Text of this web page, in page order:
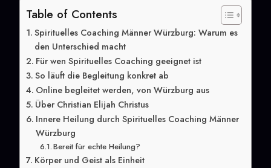
Table of Contents
Spirituelles Coaching Männer Würzburg: Warum es
den Unterschied macht
Für wen Spirituelles Coaching geeignet ist
So läuft die Begleitung konkret ab
Online begleitet werden, von Würzburg aus
Über Christian Elijah Christus
Innere Heilung durch Spirituelles Coaching Männer
Würzburg
Bereit für echte Heilung?
Körper und Geist als Einheit